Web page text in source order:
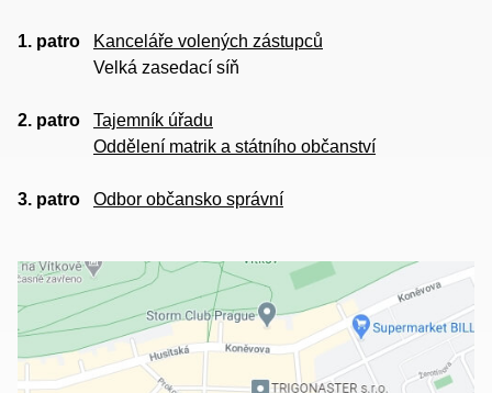
1. patro
Kanceláře volených zástupců
Velká zasedací síň
2. patro
Tajemník úřadu
Oddělení matrik a státního občanství
3. patro Odbor občansko správní